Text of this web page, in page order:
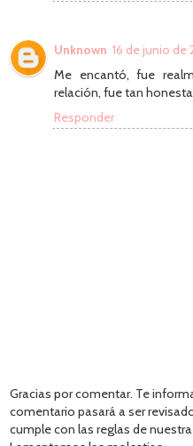
Unknown 16 de junio de
Me encantó, fue
relación, fue tan
Responder
Gracias por comentar. Te
comentario pasará a ser
cumple con las reglas de